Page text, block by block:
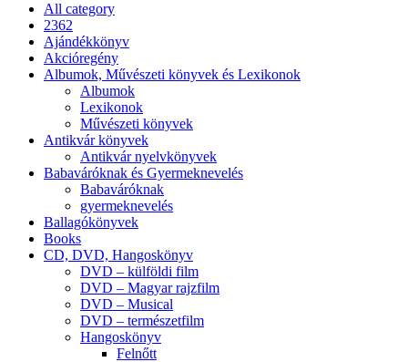
All category
2362
Ajándékkönyv
Akcióregény
Albumok, Művészeti könyvek és Lexikonok
Albumok
Lexikonok
Művészeti könyvek
Antikvár könyvek
Antikvár nyelvkönyvek
Babaváróknak és Gyermeknevelés
Babaváróknak
gyermeknevelés
Ballagókönyvek
Books
CD, DVD, Hangoskönyv
DVD – külföldi film
DVD – Magyar rajzfilm
DVD – Musical
DVD – természetfilm
Hangoskönyv
Felnőtt